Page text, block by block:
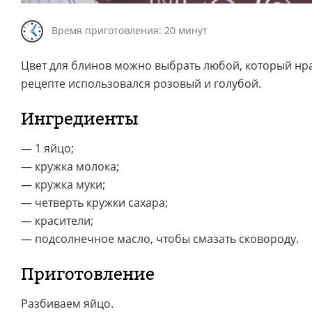
Время приготовления: 20 минут
Цвет для блинов можно выбрать любой, который
рецепте использовался розовый и голубой.
Ингредиенты
— 1 яйцо;
— кружка молока;
— кружка муки;
— четверть кружки сахара;
— красители;
— подсолнечное масло, чтобы смазать сковороду.
Приготовление
Разбиваем яйцо.